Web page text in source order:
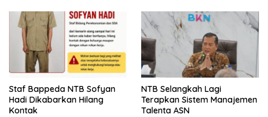
Arena Kepentingan Sesaat
Staf Bappeda NTB Sofyan
Hadi Dikabarkan Hilang
Kontak
NTB Selangkah Lagi
Terapkan Sistem Manajemen
Talenta ASN